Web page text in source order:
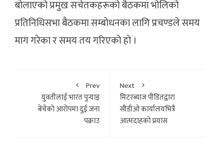
बोलाएको प्रमुख सचेतकहरूको बैठकमा भोलिको
प्रतिनिधिसभा बैठकमा सम्बोधनका लागि प्रचण्डले समय
माग गरेका र समय तय गरिएको हो ।
Prev
युवतीलाई भारत पुर्‍याइ
बेचेको आरोपमा दुई जना
पक्राउ
Next
मिटरब्याज पीडितद्वारा
सीडीओ कार्यालयभित्रै
आत्मदाहको प्रयास